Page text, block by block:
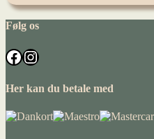
Følg os
Facebook
Instagram
Her kan du betale med